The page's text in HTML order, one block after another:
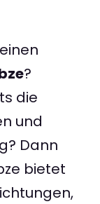
?
die
und
Dann
bietet